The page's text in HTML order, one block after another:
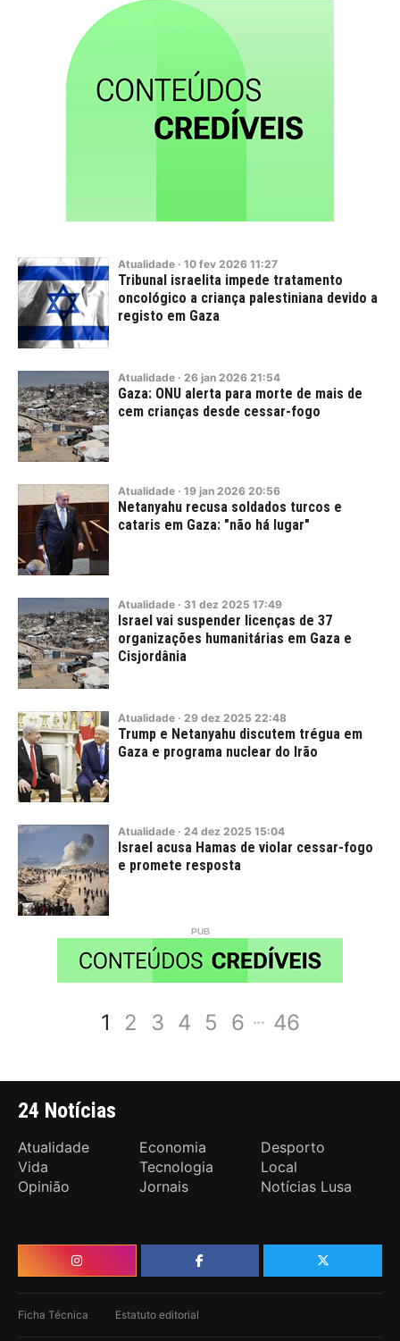
Atualidade · 10 fev 2026 11:27
Tribunal israelita impede tratamento
oncológico a criança palestiniana devido a
registo em Gaza
Atualidade · 26 jan 2026 21:54
Gaza: ONU alerta para morte de mais de
cem crianças desde cessar-fogo
Atualidade · 19 jan 2026 20:56
Netanyahu recusa soldados turcos e
cataris em Gaza: "não há lugar"
Atualidade · 31 dez 2025 17:49
Israel vai suspender licenças de 37
organizações humanitárias em Gaza e
Cisjordânia
Atualidade · 29 dez 2025 22:48
Trump e Netanyahu discutem trégua em
Gaza e programa nuclear do Irão
Atualidade · 24 dez 2025 15:04
Israel acusa Hamas de violar cessar-fogo
e promete resposta
1 2 3 4 5 6 46
24 Notícias
Atualidade Economia
Desporto
Vida
Tecnologia
Local
Opinião
Jornais Notícias Lusa
Ficha Técnica Estatuto editorial